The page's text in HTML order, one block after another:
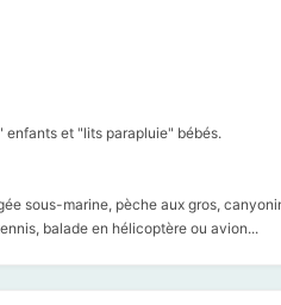
et "lits parapluie" bébés.
sous-marine, pèche aux gros,
balade en hélicoptère ou avion...